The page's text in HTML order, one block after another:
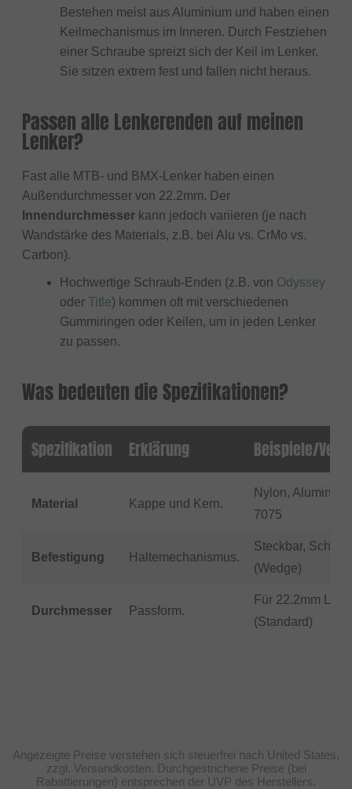
Bestehen meist aus Aluminium und haben einen
Keilmechanismus im Inneren. Durch Festziehen
einer Schraube spreizt sich der Keil im Lenker.
Sie sitzen extrem fest und fallen nicht heraus.
Passen alle Lenkerenden auf meinen
Lenker?
Fast alle MTB- und BMX-Lenker haben einen
Außendurchmesser von 22.2mm. Der
Innendurchmesser kann jedoch variieren (je nach
Wandstärke des Materials, z.B. bei Alu vs. CrMo vs.
Carbon).
Hochwertige Schraub-Enden (z.B. von Odyssey
oder Title) kommen oft mit verschiedenen
Gummiringen oder Keilen, um in jeden Lenker
zu passen.
Was bedeuten die Spezifikationen?
Spezifikation Erklärung Beispiele/
Material Kappe und Kern.
Nylon, Aluminium
7075
Befestigung Haltemechanismus.
Steckbar,
(Wedge)
Durchmesser Passform.
Für 22.2mm
(Standard)
Angezeigte Preise verstehen sich steuerfrei nach United States,
zzgl. Versandkosten. Durchgestrichene Preise (bei
Rabattierungen) entsprechen der UVP des Herstellers.